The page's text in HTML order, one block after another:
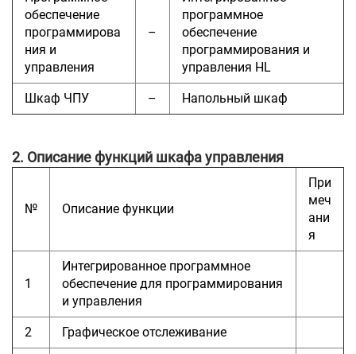
обеспечение
программирова
ния и
управления
–
программное
обеспечение
программирования и
управления HL
Шкаф ЧПУ – Напольный шкаф
2. Описание функций шкафа управления
№ Описание функции
При
меч
ани
я
1
Интегрированное программное
обеспечение для программирования
и управления
2 Графическое отслеживание